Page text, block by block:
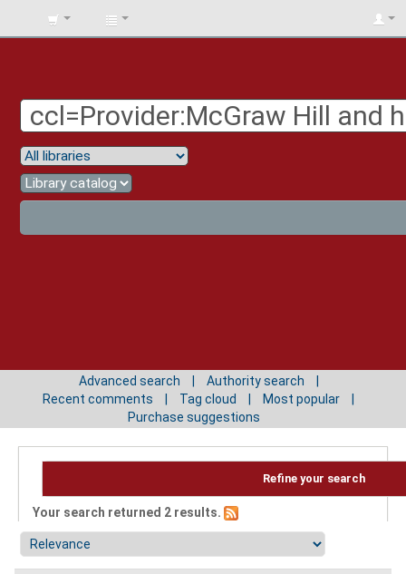
BIBLIOTECA
Advanced search
Authority search
Recent comments
Tag cloud
Most popular
Purchase suggestions
Refine your search
Your search returned 2 results.